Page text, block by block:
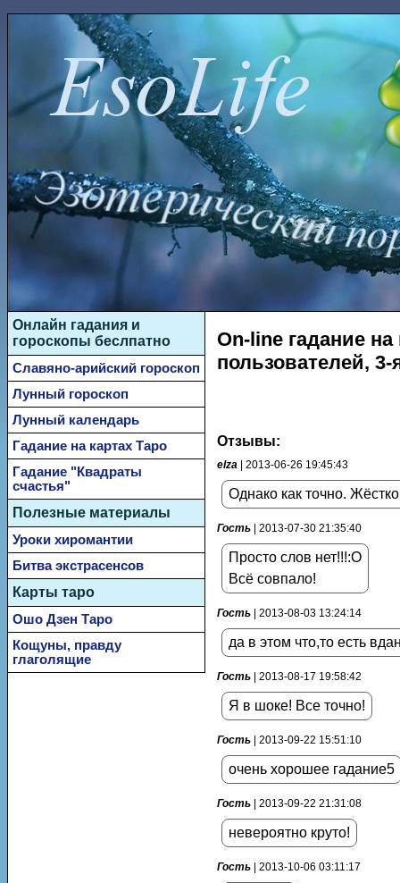
On-line гадание
пользователей, 3-
Отзывы:
elza | 2013-06-26 19:45:43
Однако как точно.
Гость | 2013-07-30 21:35:40
Просто слов нет!!!:O
Всё совпало!
Гость | 2013-08-03 13:24:14
да в этом что,то есть
Гость | 2013-08-17 19:58:42
Я в шоке! Все точно!
Гость | 2013-09-22 15:51:10
очень хорошее гадание5
Гость | 2013-09-22 21:31:08
невероятно круто!
Гость | 2013-10-06 03:11:17
Онлайн гадания и
гороскопы беслпатно
Славяно-арийский гороскоп
Лунный гороскоп
Лунный календарь
Гадание на картах Таро
Гадание "Квадраты
счастья"
Полезные материалы
Уроки хиромантии
Битва экстрасенсов
Карты таро
Ошо Дзен Таро
Кощуны, правду
глаголящие